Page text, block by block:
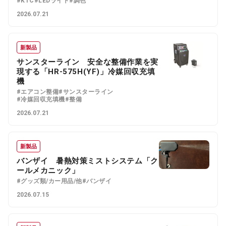
2026.07.21
新製品
サンスターライン 安全な整備作業を実
現する「HR-575H(YF)」冷媒回収充填
機
#エアコン整備#サンスターライン
#冷媒回収充填機#整備
2026.07.21
新製品
バンザイ 暑熱対策ミストシステム「ク
ールメカニック」
#グッズ類/カー用品/他#バンザイ
2026.07.15